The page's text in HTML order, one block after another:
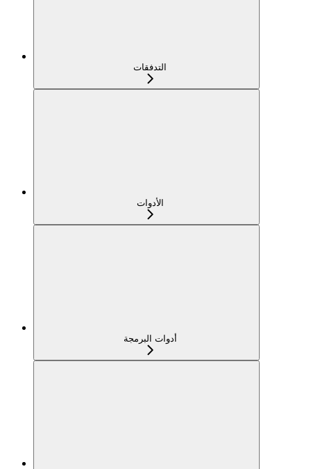
التدفقات
الأدوات
أدوات البرمجة